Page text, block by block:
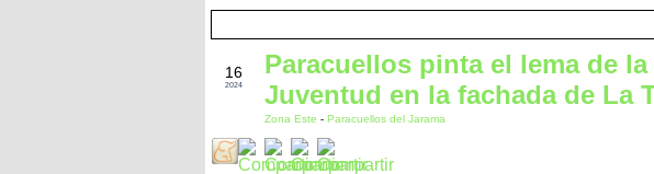
16
2024
Paracuellos pinta el lema de la
Juventud en la fachada de La
Zona Este - Paracuellos del Jarama